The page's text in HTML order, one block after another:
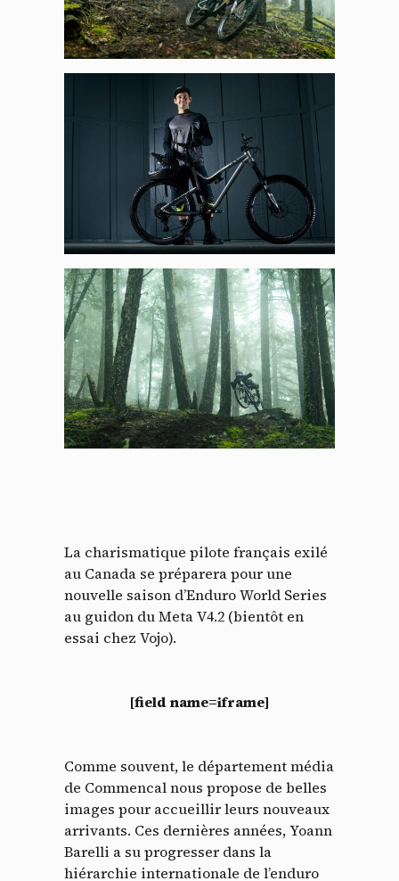
La charismatique pilote français exilé
au Canada se préparera pour une
nouvelle saison d’Enduro World Series
au guidon du Meta V4.2 (bientôt en
essai chez Vojo).
[field name=iframe]
Comme souvent, le département média
de Commencal nous propose de belles
images pour accueillir leurs nouveaux
arrivants. Ces dernières années, Yoann
Barelli a su progresser dans la
hiérarchie internationale de l’enduro
Panneau de gestion des
En autorisant ces services tiers, vous acceptez le dépôt et la
Politique de confidentialité
Tout accepter Tout refuser